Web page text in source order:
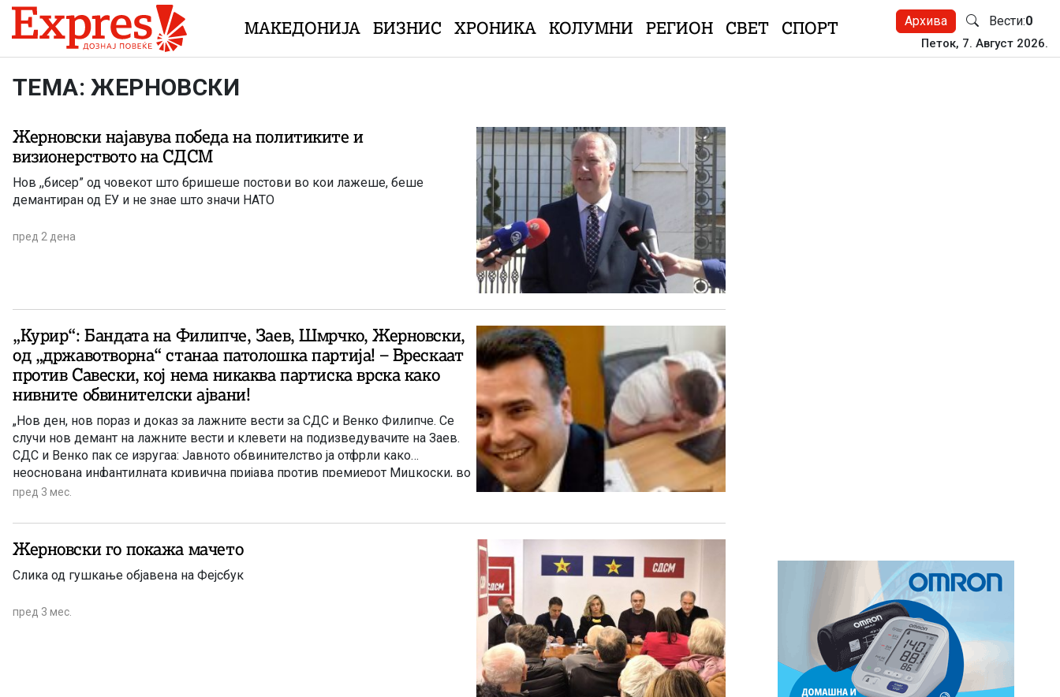
Skip to content
МАКЕДОНИЈА БИЗНИС ХРОНИКА КОЛУМНИ РЕГИОН СВЕТ СПОРТ Архива Вести:0
Петок, 7. Август 2026.
ТЕМА: ЖЕРНОВСКИ
Жерновски најавува победа на политиките и
визионерството на СДСМ
Нов ,,бисер” од човекот што бришеше постови во кои лажеше, беше
демантиран од ЕУ и не знае што значи НАТО
пред 2 дена
„Курир“: Бандата на Филипче, Заев, Шмрчко, Жерновски,
од „државотворна“ станаа патолошка партија! – Врескаат
против Савески, кој нема никаква партиска врска како
нивните обвинителски ајвани!
„Нов ден, нов пораз и доказ за лажните вести за СДС и Венко Филипче. Се
случи нов демант на лажните вести и клевети на подизведувачите на Заев.
СДС и Венко пак се изругаа: Јавното обвинителство ја отфрли како
неоснована инфантилната кривична пријава против премиерот Мицкоски, во
која тие небулозно инсинуираа дека по неговата изјава за неговото ‘чувство’
на поранешни премиери, министри и функционери (читај Филипче, Заев,
Спасовски, Ковачевски, николовски и останата банда).“ – пишува порталот
„Курир“ во својот редакциски коментар.
пред 3 мес.
Жерновски го покажа мачето
Слика од гушкање објавена на Фејсбук
пред 3 мес.